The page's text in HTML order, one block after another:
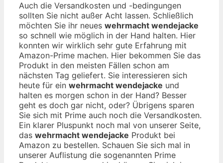
Auch die Versandkosten und -bedingungen
sollten Sie nicht außer Acht lassen. Schließlich
möchten Sie ihr neues wehrmacht wendejacke
so schnell wie möglich in der Hand halten. Hier
konnten wir wirklich sehr gute Erfahrung mit
Amazon-Prime machen. Hier bekommen Sie das
Produkt in den meisten Fällen schon am
nächsten Tag geliefert. Sie interessieren sich
heute für ein wehrmacht wendejacke und
halten es morgen schon in der Hand? Besser
geht es doch gar nicht, oder? Übrigens sparen
Sie sich mit Prime auch noch die Versandkosten.
Ein klarer Pluspunkt noch mal von unserer Seite,
das wehrmacht wendejacke Produkt bei
Amazon zu bestellen. Schauen Sie sich mal in
unserer Auflistung die sogenannten Prime